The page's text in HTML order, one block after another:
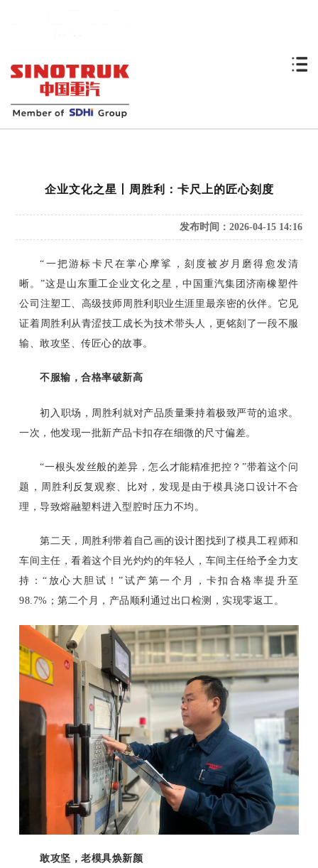
企业文化之星丨周胜利：卡尺上的匠心刻度
发布时间：2026-04-15 14:16
“一把游标卡尺在掌心摩挲，刻度被岁月磨得愈发清
晰。”这是山东重工企业文化之星，中国重汽集团济南橡塑件
公司注塑工、高级技师周胜利职业生涯里最亲密的伙伴。它见
证着周胜利从青涩技工成长为技术带头人，更铭刻了一段不服
输、敢攻坚、传匠心的故事。
不服输，合格率破新高
初入职场，周胜利就对产品质量秉持着极致严苛的追求。
一次，他发现一批新产品卡扣存在细微的尺寸偏差。
“一根头发丝般的差异，怎么才能精准把控？”带着这个问
题，周胜利反复观察、比对，发现是由于模具浇口设计不合
理，导致熔融塑料进入型腔时压力不均。
第二天，周胜利带着自己画的设计图找到了模具工程师和
车间主任，看着这个目光灼灼的年轻人，车间主任给予全力支
持：“放心大胆试！”试产第一个月，卡扣合格率提升至
98.7%；第二个月，产品顺利通过出口检测，实现零返工。
敢攻坚，老模具焕新颜